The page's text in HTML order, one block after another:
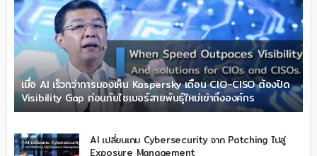
เมื่อ AI เร็วกว่าการมองเห็น Kaspersky เตือน CIO-CISO ต้องปิด
Visibility Gap ก่อนภัยไซเบอร์สายพันธุ์ใหม่เข้าถึงองค์กร
AI เปลี่ยนเกม Cybersecurity จาก Patching ไปสู่
Exposure Management